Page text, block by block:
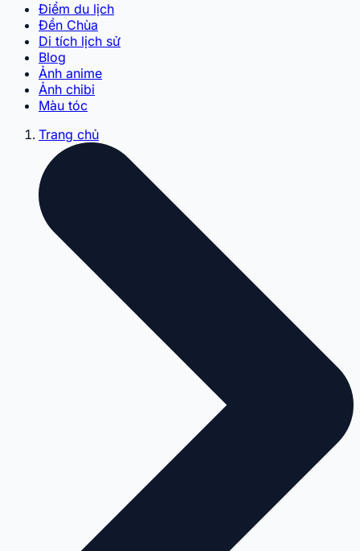
Điểm du lịch
Đền Chùa
Di tích lịch sử
Blog
Ảnh anime
Ảnh chibi
Màu tóc
Trang chủ